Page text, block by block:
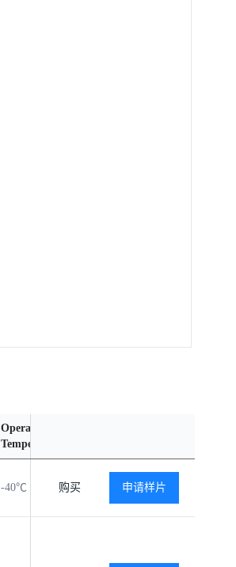
Operating
Temperature Range
-40℃ to +125℃ 查看
购买 申请样片